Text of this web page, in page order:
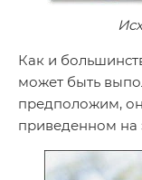
Как и
может быть
предположим,
приведенном на